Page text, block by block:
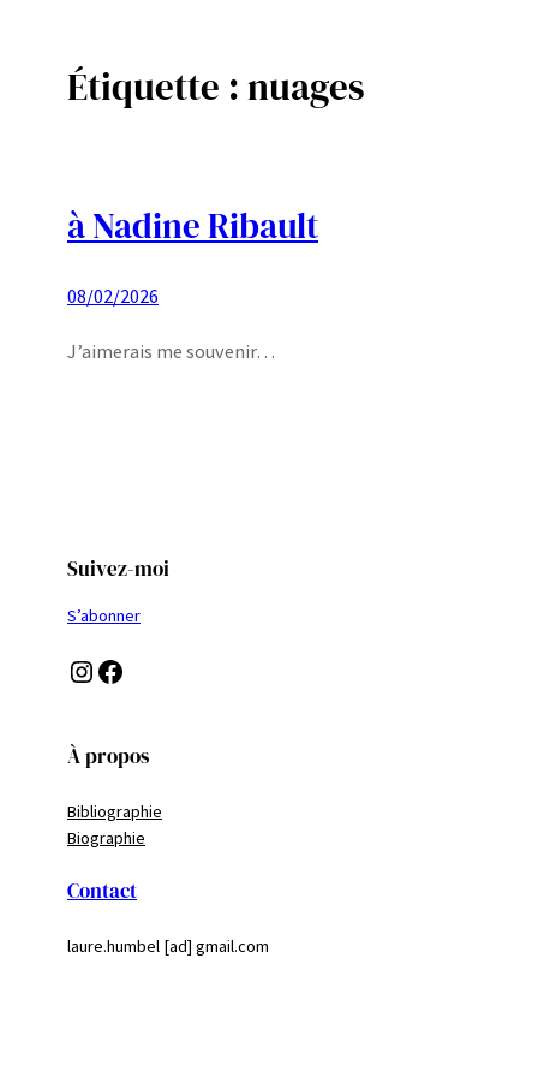
Étiquette :nuages
à Nadine Ribault
08/02/2026
J’aimerais me souvenir…
Suivez-moi
S’abonner
Instagram Facebook
À propos
Bibliographie
Biographie
Contact
laure.humbel [ad] gmail.com